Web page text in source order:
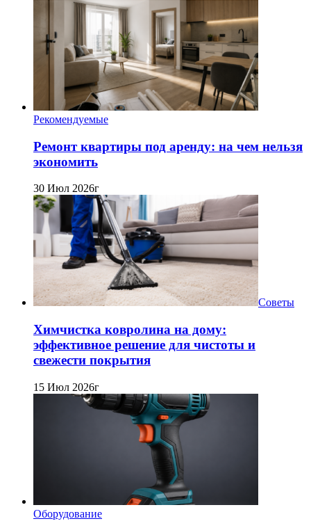
Рекомендуемые
Ремонт квартиры под аренду: на чем нельзя
экономить
30 Июл 2026г
Советы
Химчистка ковролина на дому:
эффективное решение для чистоты и
свежести покрытия
15 Июл 2026г
Оборудование